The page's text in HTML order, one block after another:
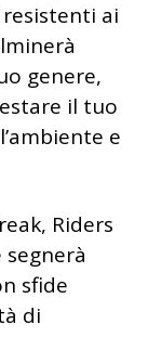
ai
genere,
il tuo
e
Riders
sfide
di